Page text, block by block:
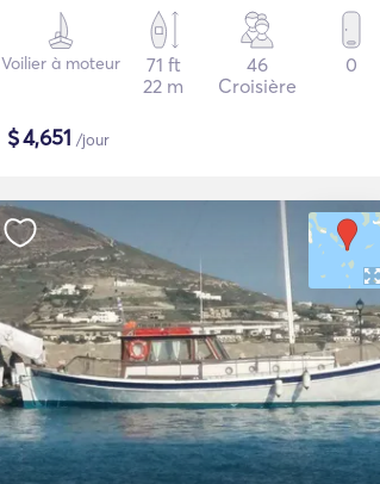
Voilier à moteur
71 ft
22 m
46
Croisière
0
$4,651 /jour